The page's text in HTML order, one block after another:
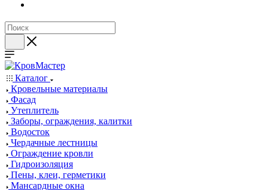
Каталог
Кровельные материалы
Фасад
Утеплитель
Заборы, ограждения, калитки
Водосток
Чердачные лестницы
Ограждение кровли
Гидроизоляция
Пены, клеи, герметики
Мансардные окна